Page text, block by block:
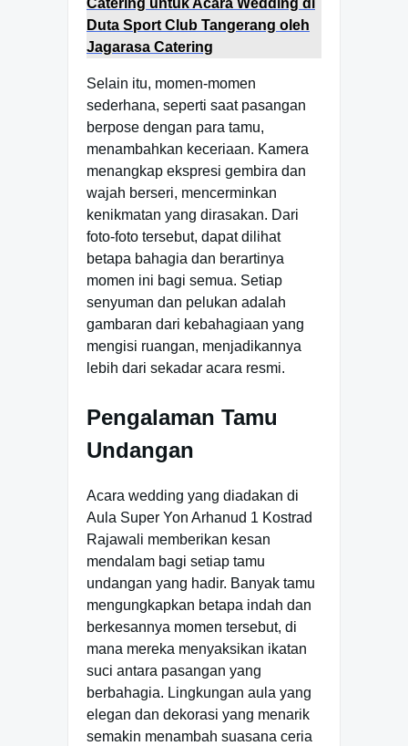
Catering untuk Acara Wedding di
Duta Sport Club Tangerang oleh
Jagarasa Catering
Selain itu, momen-momen
sederhana, seperti saat pasangan
berpose dengan para tamu,
menambahkan keceriaan. Kamera
menangkap ekspresi gembira dan
wajah berseri, mencerminkan
kenikmatan yang dirasakan. Dari
foto-foto tersebut, dapat dilihat
betapa bahagia dan berartinya
momen ini bagi semua. Setiap
senyuman dan pelukan adalah
gambaran dari kebahagiaan yang
mengisi ruangan, menjadikannya
lebih dari sekadar acara resmi.
Pengalaman Tamu
Undangan
Acara wedding yang diadakan di
Aula Super Yon Arhanud 1 Kostrad
Rajawali memberikan kesan
mendalam bagi setiap tamu
undangan yang hadir. Banyak tamu
mengungkapkan betapa indah dan
berkesannya momen tersebut, di
mana mereka menyaksikan ikatan
suci antara pasangan yang
berbahagia. Lingkungan aula yang
elegan dan dekorasi yang menarik
semakin menambah suasana ceria